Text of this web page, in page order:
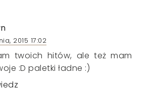
2015 17:02
twoich hitów, ale też mam
:D paletki ładne :)